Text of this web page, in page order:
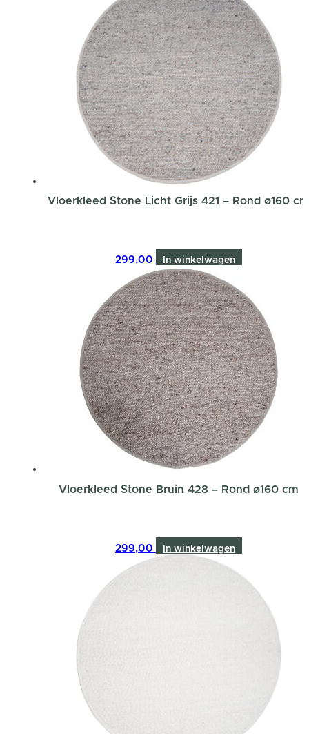
Vloerkleed Stone Licht Grijs 421 – Rond ø160 cm
299,00 In winkelwagen
Vloerkleed Stone Bruin 428 – Rond ø160 cm
299,00 In winkelwagen